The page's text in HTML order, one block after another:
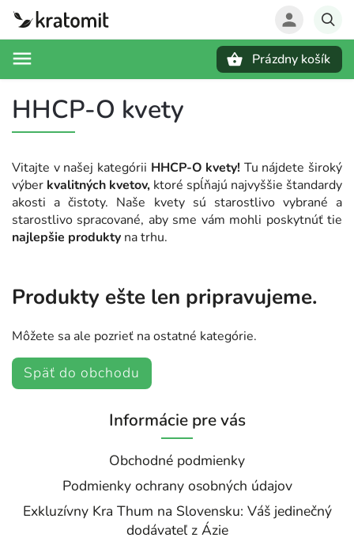
Prázdny košík
HHCP-O kvety
Vitajte v našej kategórii HHCP-O kvety! Tu nájdete široký
výber kvalitných kvetov, ktoré spĺňajú najvyššie štandardy
akosti a čistoty. Naše kvety sú starostlivo vybrané a
starostlivo spracované, aby sme vám mohli poskytnúť tie
najlepšie produkty na trhu.
Produkty ešte len pripravujeme.
Môžete sa ale pozrieť na ostatné kategórie.
Späť do obchodu
Informácie pre vás
Obchodné podmienky
Podmienky ochrany osobných údajov
Exkluzívny Kra Thum na Slovensku: Váš jedinečný
dodávateľ z Ázie